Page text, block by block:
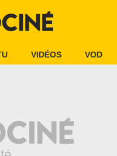
VIDÉOS VOD